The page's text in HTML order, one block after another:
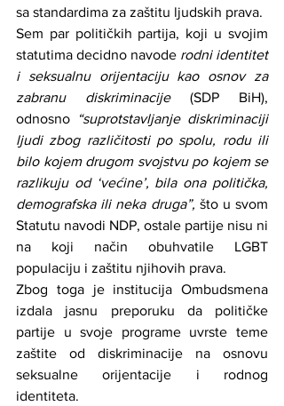
sa standardima za zaštitu ljudskih prava.
Sem par političkih partija, koji u svojim
statutima decidno navode rodni identitet
i seksualnu orijentaciju kao osnov za
zabranu diskriminacije (SDP BiH),
odnosno
“suprotstavljanje diskriminaciji
ljudi zbog različitosti po spolu, rodu ili
bilo kojem drugom svojstvu po kojem se
razlikuju od ‘većine’, bila ona politička,
demografska ili neka druga”, što u svom
Statutu navodi NDP, ostale partije nisu ni
na koji način obuhvatile LGBT
populaciju i zaštitu njihovih prava.
Zbog toga je institucija Ombudsmena
izdala jasnu preporuku da političke
partije u svoje programe uvrste teme
zaštite od diskriminacije na osnovu
seksualne orijentacije i rodnog
identiteta.